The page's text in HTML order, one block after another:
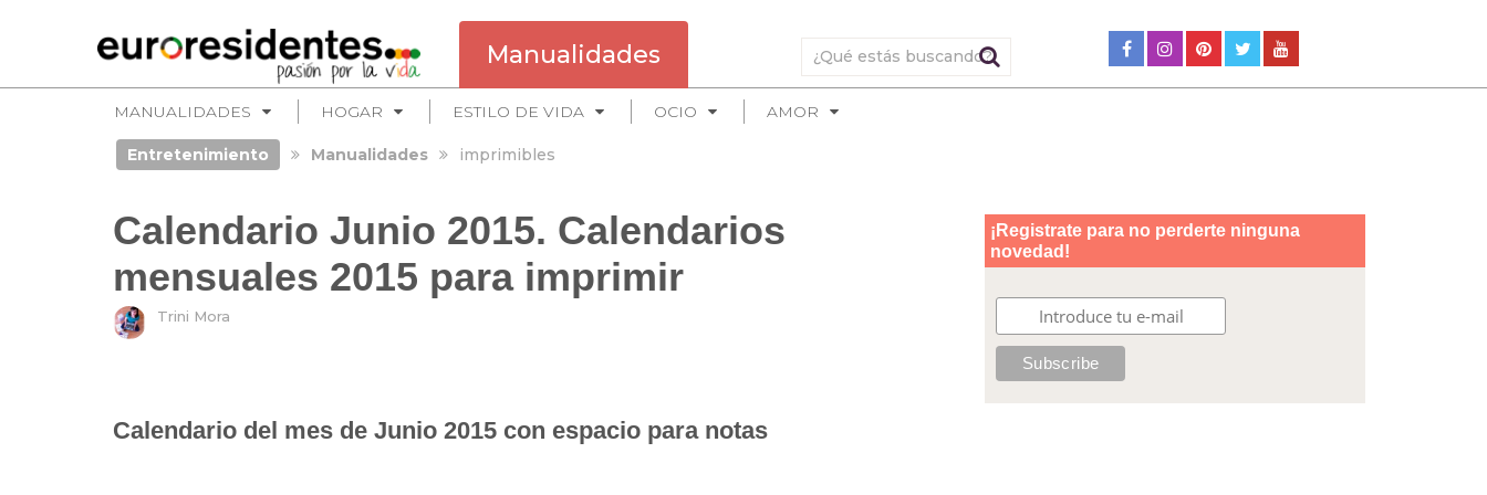
Manualidades
MANUALIDADES HOGAR ESTILO DE VIDA OCIO AMOR
Entretenimiento Manualidades imprimibles
Calendario Junio 2015. Calendarios
mensuales 2015 para imprimir
Trini Mora
Calendario del mes de Junio 2015 con espacio para notas